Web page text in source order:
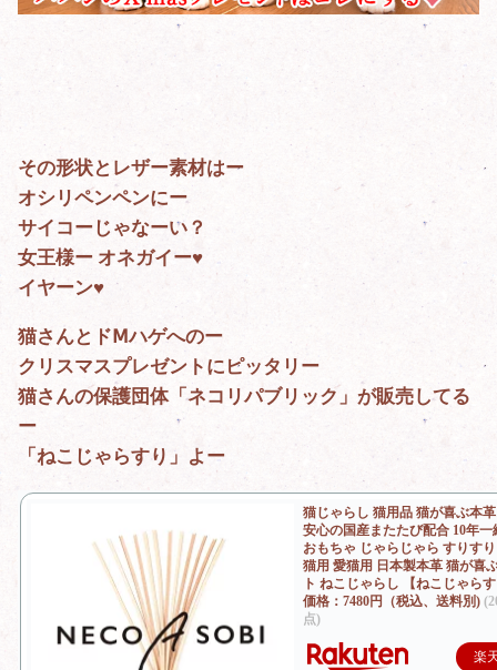
その形状とレザー素材はー
オシリペンペンにー
サイコーじゃなーい？
女王様ー オネガイー♥
イヤーン♥
猫さんとドⅯハゲへのー
クリスマスプレゼントにピッタリー
猫さんの保護団体「ネコリパブリック」が販売してる
ー
「ねこじゃらすり」よー
猫じゃらし 猫用品 猫が喜ぶ本
安心の国産またたび配合 10年一
おもちゃ じゃらじゃら すりす
猫用 愛猫用 日本製本革 猫が喜
ト ねこじゃらし 【ねこじゃら
価格：7480円（税込、送料別)
点)
楽